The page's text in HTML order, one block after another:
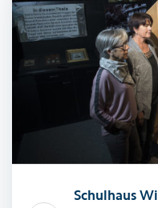
Schulhaus